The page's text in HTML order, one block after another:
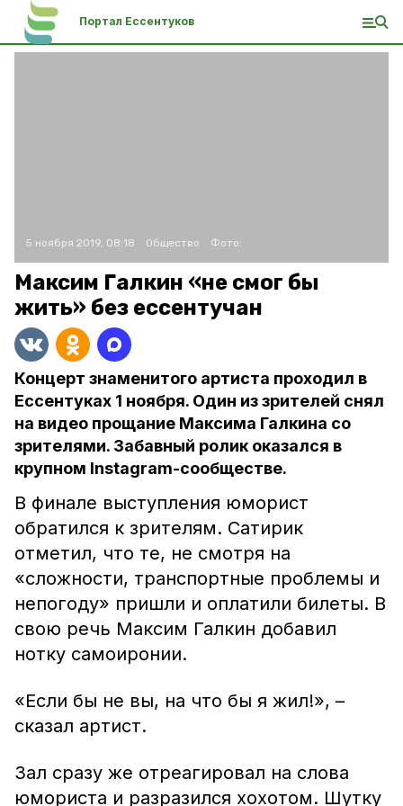
Портал Ессентуков
5 ноября 2019, 08:18 Общество Фото:
Максим Галкин «не смог бы
жить» без ессентучан
Концерт знаменитого артиста проходил в
Ессентуках 1 ноября. Один из зрителей снял
на видео прощание Максима Галкина со
зрителями. Забавный ролик оказался в
крупном Instagram-сообществе.
В финале выступления юморист
обратился к зрителям. Сатирик
отметил, что те, не смотря на
«сложности, транспортные проблемы и
непогоду» пришли и оплатили билеты. В
свою речь Максим Галкин добавил
нотку самоиронии.
«Если бы не вы, на что бы я жил!», –
сказал артист.
Зал сразу же отреагировал на слова
юмориста и разразился хохотом. Шутку